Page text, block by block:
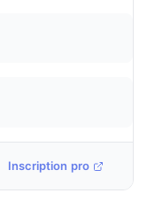
Inscription pro